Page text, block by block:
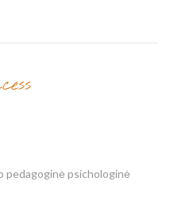
pedagoginė psichologinė